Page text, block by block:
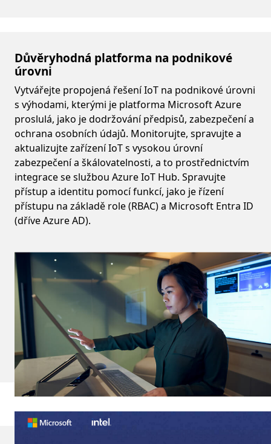
Důvěryhodná platforma na podnikové
úrovni
Vytvářejte propojená řešení IoT na podnikové úrovni
s výhodami, kterými je platforma Microsoft Azure
proslulá, jako je dodržování předpisů, zabezpečení a
ochrana osobních údajů. Monitorujte, spravujte a
aktualizujte zařízení IoT s vysokou úrovní
zabezpečení a škálovatelnosti, a to prostřednictvím
integrace se službou Azure IoT Hub. Spravujte
přístup a identitu pomocí funkcí, jako je řízení
přístupu na základě role (RBAC) a Microsoft Entra ID
(dříve Azure AD).